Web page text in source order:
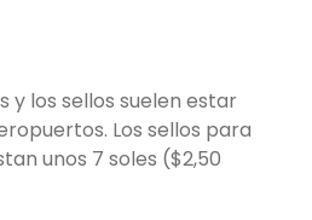
y los sellos suelen estar
Los sellos para
unos 7 soles ($2,50